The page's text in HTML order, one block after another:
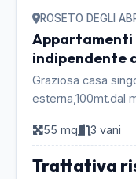
ROSETO DEGLI
Appartamenti
indipendente
Graziosa casa
esterna,100mt.dal
estivi.4-5 posti
55 mq 3 vani
Trattativa